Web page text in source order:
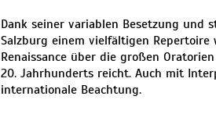
Dank seiner variablen Besetzung und
Salzburg einem vielfältigen
Renaissance über die großen
20. Jahrhunderts reicht. Auch mit
internationale Beachtung.